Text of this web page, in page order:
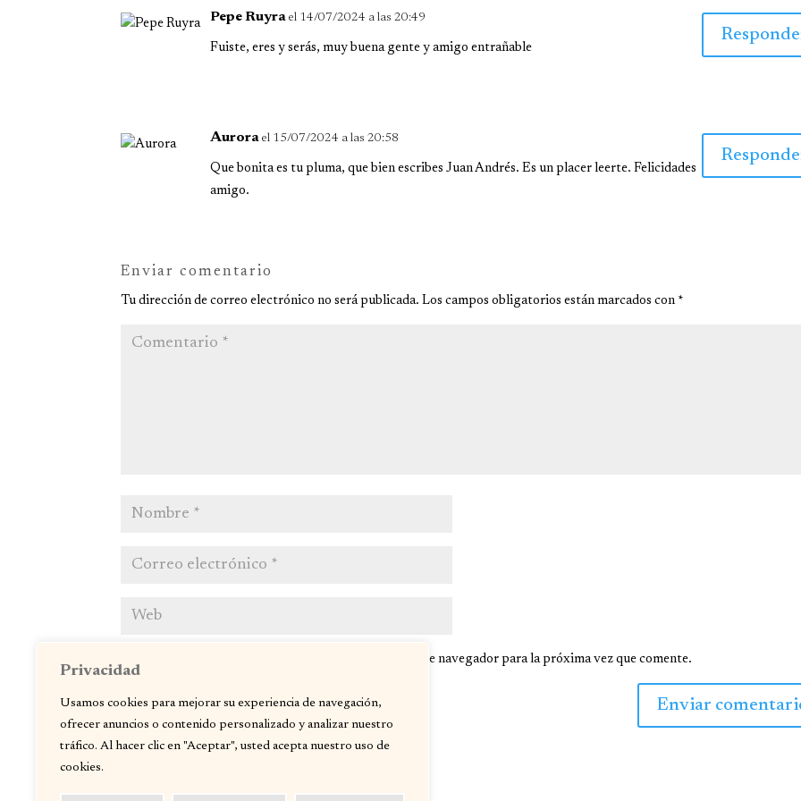
Privacidad
Usamos cookies para mejorar su experiencia de navegación,
ofrecer anuncios o contenido personalizado y analizar nuestro
tráfico. Al hacer clic en "Aceptar", usted acepta nuestro uso de
cookies.
Pepe Ruyra el 14/07/2024 a las 20:49
Fuiste, eres y serás, muy buena gente y amigo entrañable
Aurora el 15/07/2024 a las 20:58
Que bonita es tu pluma, que bien escribes Juan Andrés. Es un placer leerte. Felicidades
amigo.
Enviar comentario
Tu dirección de correo electrónico no será publicada. Los campos obligatorios están marcados con *
Guarda mi nombre, correo electrónico y web en este navegador para la próxima vez que comente.